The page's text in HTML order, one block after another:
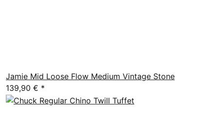
Jamie Mid Loose Flow Medium Vintage Stone
139,90 € *